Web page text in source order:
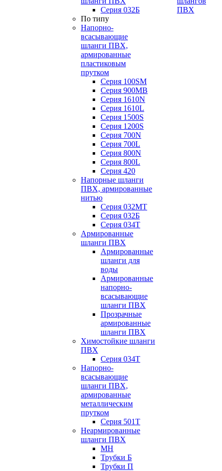
Серия 032Б
По типу
Напорно-
всасывающие
шланги ПВХ,
армированные
пластиковым
прутком
Серия 100SM
Серия 900MB
Серия 1610N
Серия 1610L
Серия 1500S
Серия 1200S
Серия 700N
Серия 700L
Серия 800N
Серия 800L
Серия 420
Напорные шланги
ПВХ, армированные
нитью
Серия 032МТ
Серия 032Б
Серия 034Т
Армированные
шланги ПВХ
Армированные
шланги для
воды
Армированные
напорно-
всасывающие
шланги ПВХ
Прозрачные
армированные
шланги ПВХ
Химостойкие шланги
ПВХ
Серия 034Т
Напорно-
всасывающие
шланги ПВХ,
армированные
металлическим
прутком
Серия 501T
Неармированные
шланги ПВХ
МН
Трубки Б
Трубки П
ПВХ